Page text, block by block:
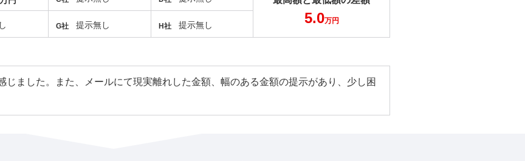
G社 提示無し H社 提示無し 5.0万円
じました。また、メールにて現実離れした金額、幅のある金額の提示があり、少し困